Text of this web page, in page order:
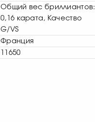
Общий вес бриллиантов:
0,16 карата, Качество
G/VS
Франция
11650